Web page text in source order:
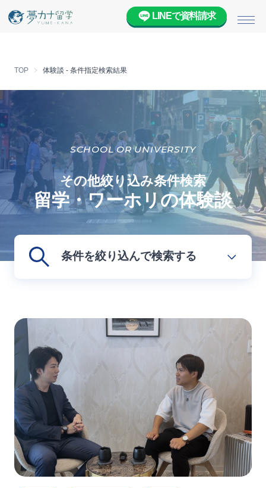
メ
LINEで資料請求
TOP 体験談 - 条件指定検索結果
SCHOOL OR UNIVERSITY
その他絞り込み条件検索
留学・ワーホリの体験談
条件を絞り込んで検索する